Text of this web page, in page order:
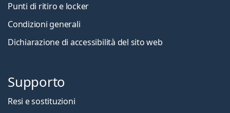
Punti di ritiro e locker
Condizioni generali
Dichiarazione di accessibilità del sito web
Supporto
Resi e sostituzioni